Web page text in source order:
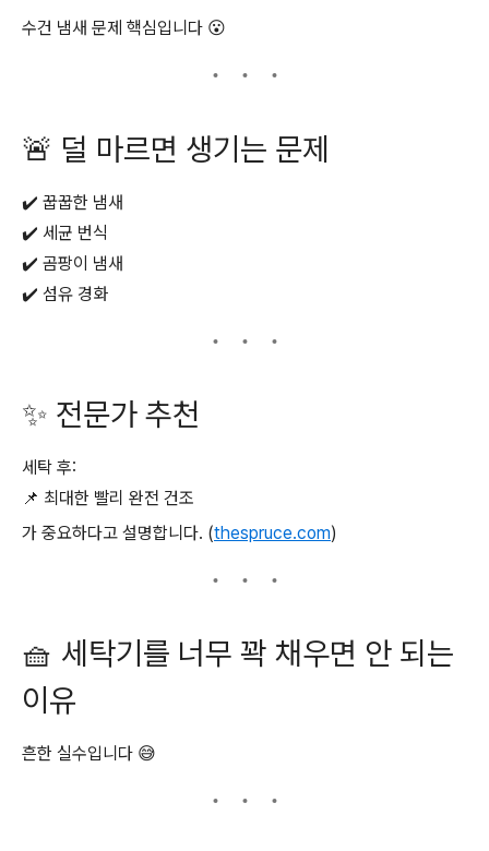
수건 냄새 문제 핵심입니다 😮
🚨 덜 마르면 생기는 문제
✔️ 꿉꿉한 냄새
✔️ 세균 번식
✔️ 곰팡이 냄새
✔️ 섬유 경화
✨ 전문가 추천
세탁 후:
📌 최대한 빨리 완전 건조
가 중요하다고 설명합니다. (thespruce.com)
🧺 세탁기를 너무 꽉 채우면 안 되는
이유
흔한 실수입니다 😅